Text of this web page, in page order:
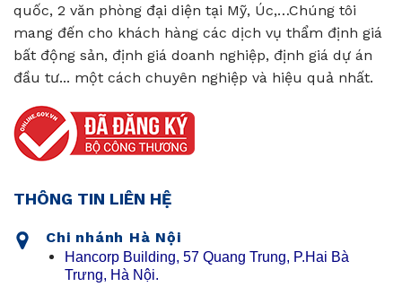
quốc, 2 văn phòng đại diện tại Mỹ, Úc,…Chúng tôi
mang đến cho khách hàng các dịch vụ thẩm định giá
bất động sản, định giá doanh nghiệp, định giá dự án
đầu tư... một cách chuyên nghiệp và hiệu quả nhất.
THÔNG TIN LIÊN HỆ
Chi nhánh Hà Nội
Hancorp Building, 57 Quang Trung, P.Hai Bà
Trưng, Hà Nội.